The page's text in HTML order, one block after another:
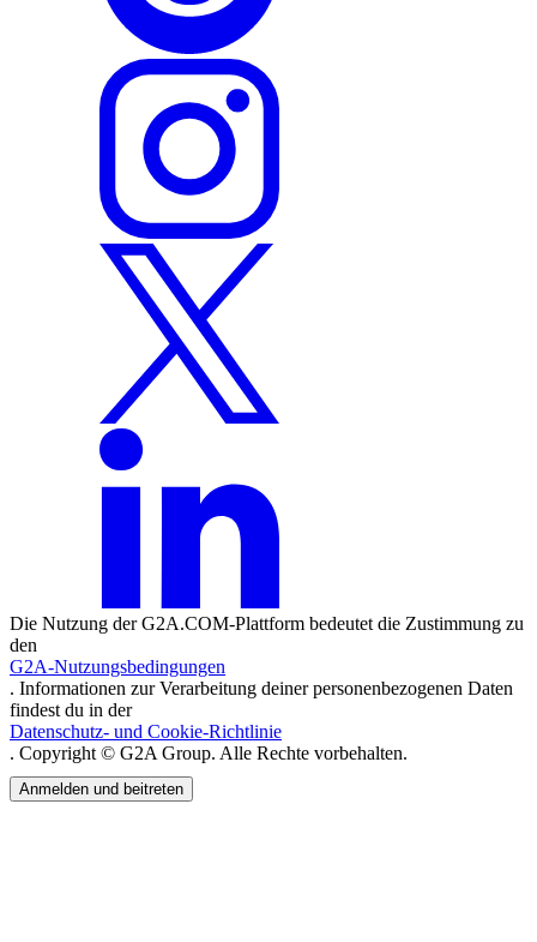
Die Nutzung der G2A.COM-Plattform bedeutet die Zustimmung zu
den
G2A-Nutzungsbedingungen
. Informationen zur Verarbeitung deiner personenbezogenen Daten
findest du in der
Datenschutz- und Cookie-Richtlinie
. Copyright © G2A Group. Alle Rechte vorbehalten.
Anmelden und beitreten